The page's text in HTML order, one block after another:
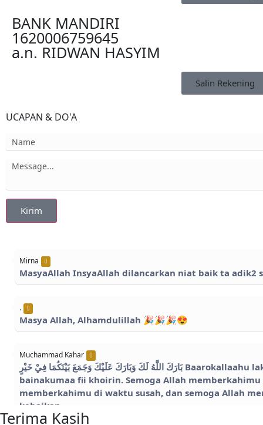
BANK MANDIRI
1620006759645
a.n. RIDWAN HASYIM
Salin Rekening
UCAPAN & DO'A
Kirim
Mirna
MasyaAllah InsyaAllah dilancarkan niat baik ta adik2
.
Masya Allah, Alhamdulillah 🎉🎉🎉😍
Muchammad Kahar
بَارَكَ اللَّهُ لَكَ وَبَارَكَ عَلَيْكَ وَجَمَعَ بَيْنَكُمَا فِيْ خَيْرٍ Baarokallaahu laka wa baaroka 'alaika wa jama'a
bainakumaa fii khoirin. Semoga Allah
memberkahimu di waktu susah, dan semoga Allah
kebaikan.
Terima Kasih